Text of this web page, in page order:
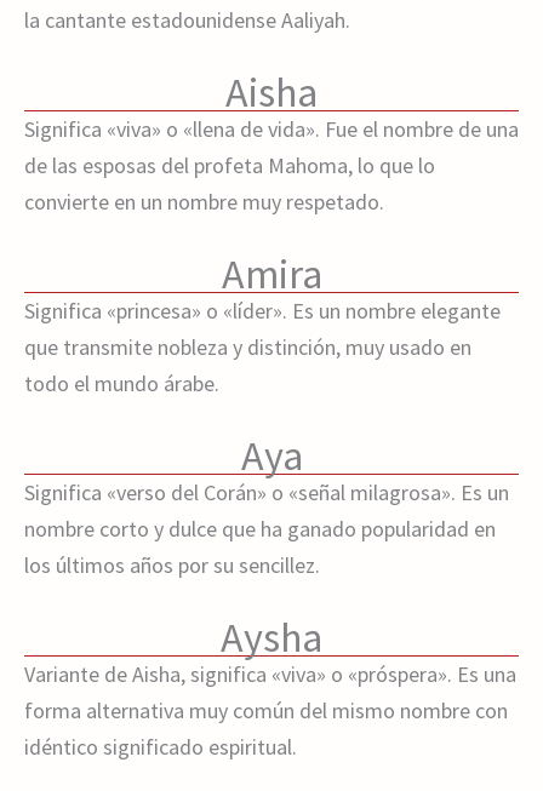
la cantante estadounidense Aaliyah.
Aisha
Significa «viva» o «llena de vida». Fue el nombre de una
de las esposas del profeta Mahoma, lo que lo
convierte en un nombre muy respetado.
Amira
Significa «princesa» o «líder». Es un nombre elegante
que transmite nobleza y distinción, muy usado en
todo el mundo árabe.
Aya
Significa «verso del Corán» o «señal milagrosa». Es un
nombre corto y dulce que ha ganado popularidad en
los últimos años por su sencillez.
Aysha
Variante de Aisha, significa «viva» o «próspera». Es una
forma alternativa muy común del mismo nombre con
idéntico significado espiritual.